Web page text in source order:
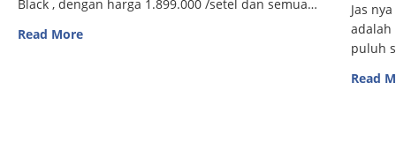
Black , dengan harga 1.899.000 /setel dan semua…
Read More
Jas
adalah
puluh
Read